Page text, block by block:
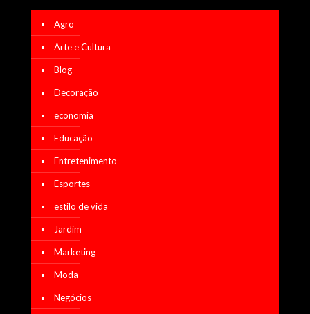
Agro
Arte e Cultura
Blog
Decoração
economia
Educação
Entretenimento
Esportes
estilo de vida
Jardim
Marketing
Moda
Negócios